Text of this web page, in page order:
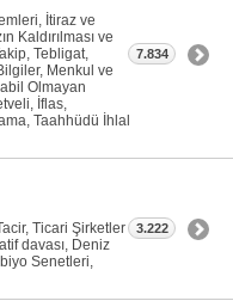
İtiraz ve
Kaldırılması ve
Tebligat,
Menkul ve
Olmayan
İflas,
Taahhüdü İhlal
7.834
Ticari Şirketler
davası, Deniz
Senetleri,
3.222